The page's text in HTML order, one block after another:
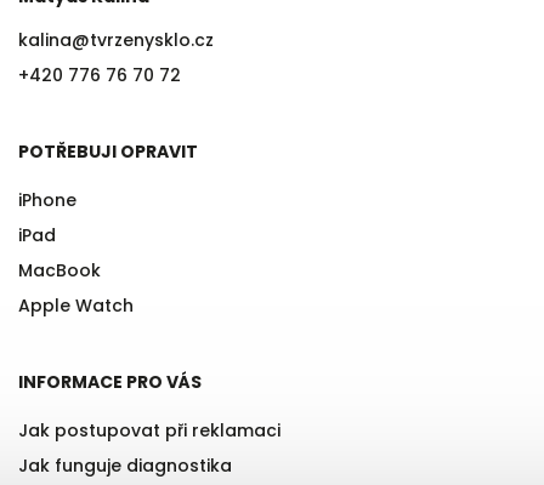
kalina@tvrzenysklo.cz
+420 776 76 70 72
POTŘEBUJI OPRAVIT
iPhone
iPad
MacBook
Apple Watch
INFORMACE PRO VÁS
Jak postupovat při reklamaci
Jak funguje diagnostika